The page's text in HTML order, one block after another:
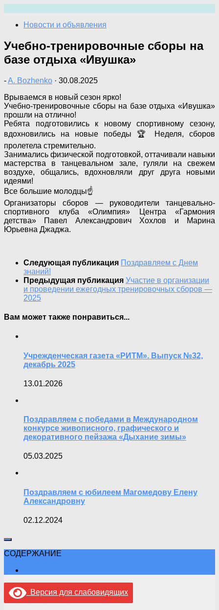
содержимому
Новости и объявления
Учебно-тренировочные сборы на
базе отдыха «Ивушка»
-A. Bozhenko · 30.08.2025
Врываемся в новый сезон ярко!
Учебно-тренировочные сборы на базе отдыха «Ивушка»
прошли на отлично!
Ребята подготовились к новому спортивному сезону,
вдохновились на новые победы 🏆 Неделя, сборов
пролетела стремительно.
Занимались физической подготовкой, оттачивали навыки
мастерства в танцевальном зале, гуляли на свежем
воздухе, общались, вдохновляли друг друга новыми
идеями!
Все большие молодцы☝️
Организаторы сборов — руководители танцевально-
спортивного клуба «Олимпия» Центра «Гармония
детства» Павел Александрович Хохлов и Марина
Юрьевна Джаджа.
Следующая публикация Поздравляем с Днем
знаний!
Предыдущая публикация Участие в организации
и проведении ежегодных тренировочных сборов —
2025
Вам может также понравиться...
Учрежденческая газета «РИТМ». Выпуск №32,
декабрь 2025
13.01.2026
Поздравляем с победами в Международном
конкурсе живописного, графического и
декоративного пейзажа «Дыхание зимы»
05.03.2025
Поздравляем с юбилеем Магомедову Елену
Александровну
02.12.2024
СОДЕРЖАНИЕ
Версия для слабовидящих